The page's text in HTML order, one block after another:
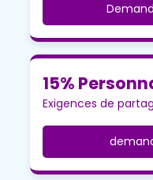
15%
Exigences de